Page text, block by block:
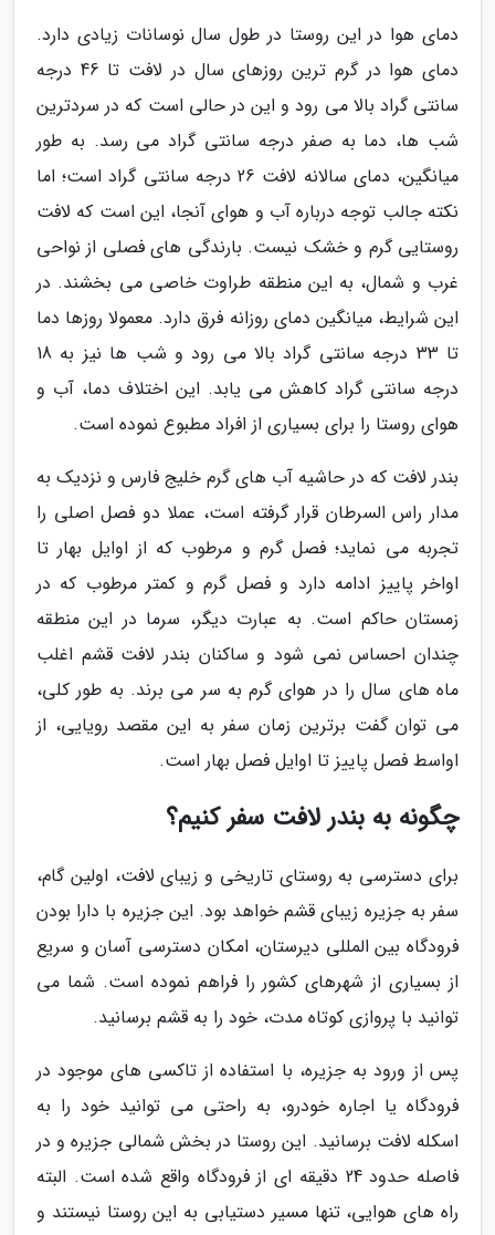
دمای هوا در این روستا در طول سال نوسانات زیادی دارد.
دمای هوا در گرم ترین روزهای سال در لافت تا 46 درجه
سانتی گراد بالا می رود و این در حالی است که در سردترین
شب ها، دما به صفر درجه سانتی گراد می رسد. به طور
میانگین، دمای سالانه لافت 26 درجه سانتی گراد است؛ اما
نکته جالب توجه درباره آب و هوای آنجا، این است که لافت
روستایی گرم و خشک نیست. بارندگی های فصلی از نواحی
غرب و شمال، به این منطقه طراوت خاصی می بخشند. در
این شرایط، میانگین دمای روزانه فرق دارد. معمولا روزها دما
تا 33 درجه سانتی گراد بالا می رود و شب ها نیز به 18
درجه سانتی گراد کاهش می یابد. این اختلاف دما، آب و
هوای روستا را برای بسیاری از افراد مطبوع نموده است.
بندر لافت که در حاشیه آب های گرم خلیج فارس و نزدیک به
مدار راس السرطان قرار گرفته است، عملا دو فصل اصلی را
تجربه می نماید؛ فصل گرم و مرطوب که از اوایل بهار تا
اواخر پاییز ادامه دارد و فصل گرم و کمتر مرطوب که در
زمستان حاکم است. به عبارت دیگر، سرما در این منطقه
چندان احساس نمی شود و ساکنان بندر لافت قشم اغلب
ماه های سال را در هوای گرم به سر می برند. به طور کلی،
می توان گفت برترین زمان سفر به این مقصد رویایی، از
اواسط فصل پاییز تا اوایل فصل بهار است.
چگونه به بندر لافت سفر کنیم؟
برای دسترسی به روستای تاریخی و زیبای لافت، اولین گام،
سفر به جزیره زیبای قشم خواهد بود. این جزیره با دارا بودن
فرودگاه بین المللی دیرستان، امکان دسترسی آسان و سریع
از بسیاری از شهرهای کشور را فراهم نموده است. شما می
توانید با پروازی کوتاه مدت، خود را به قشم برسانید.
پس از ورود به جزیره، با استفاده از تاکسی های موجود در
فرودگاه یا اجاره خودرو، به راحتی می توانید خود را به
اسکله لافت برسانید. این روستا در بخش شمالی جزیره و در
فاصله حدود 24 دقیقه ای از فرودگاه واقع شده است. البته
راه های هوایی، تنها مسیر دستیابی به این روستا نیستند و